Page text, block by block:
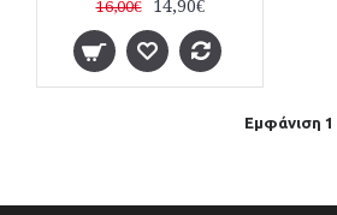
16,00€ 14,90€
Εμφάνιση 1